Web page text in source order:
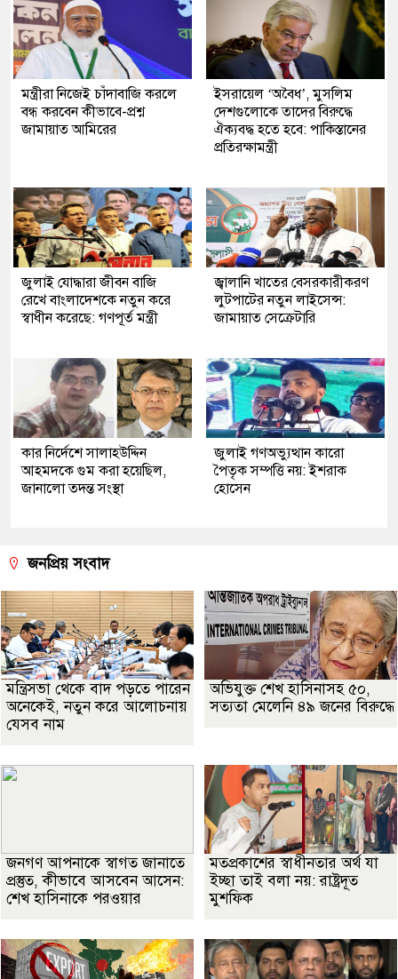
মন্ত্রীরা নিজেই চাঁদাবাজি করলে
বন্ধ করবেন কীভাবে-প্রশ্ন
জামায়াত আমিরের
ইসরায়েল ‘অবৈধ’, মুসলিম
দেশগুলোকে তাদের বিরুদ্ধে
ঐক্যবদ্ধ হতে হবে: পাকিস্তানের
প্রতিরক্ষামন্ত্রী
জুলাই যোদ্ধারা জীবন বাজি
রেখে বাংলাদেশকে নতুন করে
স্বাধীন করেছে: গণপূর্ত মন্ত্রী
জ্বালানি খাতের বেসরকারীকরণ
লুটপাটের নতুন লাইসেন্স:
জামায়াত সেক্রেটারি
কার নির্দেশে সালাহউদ্দিন
আহমদকে গুম করা হয়েছিল,
জানালো তদন্ত সংস্থা
জুলাই গণঅভ্যুত্থান কারো
পৈতৃক সম্পত্তি নয়: ইশরাক
হোসেন
জনপ্রিয় সংবাদ
মন্ত্রিসভা থেকে বাদ পড়তে পারেন
অনেকেই, নতুন করে আলোচনায়
যেসব নাম
অভিযুক্ত শেখ হাসিনাসহ ৫০,
সত্যতা মেলেনি ৪৯ জনের বিরুদ্ধে
জনগণ আপনাকে স্বাগত জানাতে
প্রস্তুত, কীভাবে আসবেন আসেন:
শেখ হাসিনাকে পরওয়ার
মতপ্রকাশের স্বাধীনতার অর্থ যা
ইচ্ছা তাই বলা নয়: রাষ্ট্রদূত
মুশফিক